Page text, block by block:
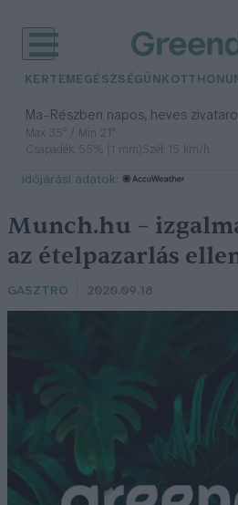
KERTEM EGÉSZSÉGÜNK
Ma– Részben napos, heves
Max 35° / Min 21°
Csapadék: 55% (1 mm)Szél: 15 km/h
időjárási adatok:
Munch.hu –
az ételpazarlás
GASZTRO 2020.09.18